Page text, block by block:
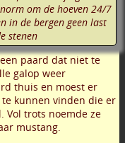
om de hoeven 24/7
in de bergen geen last
stenen
paard dat niet te
galop weer
thuis en moest er
te kunnen vinden die er
Vol trots noemde ze
mustang.